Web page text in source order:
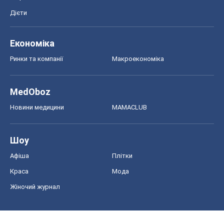
Дієти
Економіка
Ринки та компанії Макроекономіка
MedOboz
Новини медицини MAMACLUB
Шоу
Афіша Плітки
Краса Мода
Жіночий журнал